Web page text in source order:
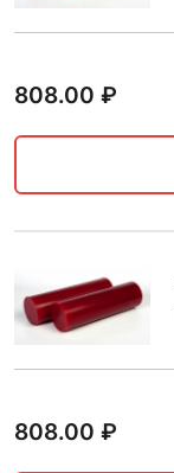
808.00 ₽
808.00 ₽